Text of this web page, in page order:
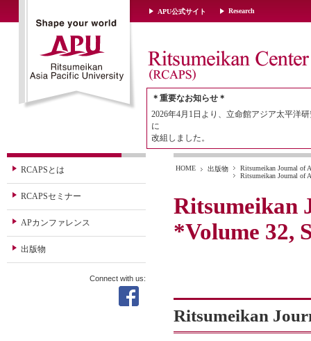
APU公式サイト Research
＊重要なお知らせ＊
2026年4月1日より、立命館アジア太平洋
に
改組しました。
HOME 出版物
Ritsumeikan Journal of
Ritsumeikan Journal of
Ritsumeikan
*Volume 32,
Ritsumeikan
RCAPSとは
RCAPSセミナー
APカンファレンス
出版物
Connect with us: